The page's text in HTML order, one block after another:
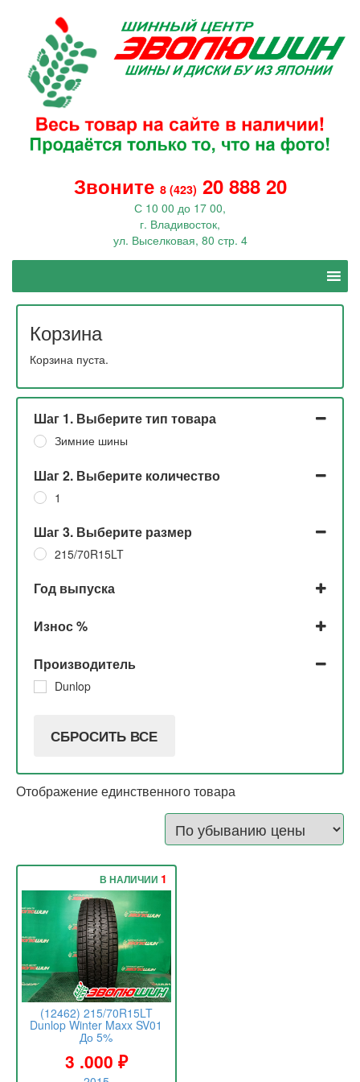
Звоните 8 (423) 20 888 20
С 10 00 до 17 00,
г. Владивосток,
ул. Выселковая, 80 стр. 4
Корзина
Корзина пуста.
Шаг 1. Выберите тип товара
Зимние шины
Шаг 2. Выберите количество
1
Шаг 3. Выберите размер
215/70R15LT
Год выпуска
Износ %
Производитель
Dunlop
СБРОСИТЬ ВСЕ
Отображение единственного товара
(12462) 215/70R15LT
Dunlop Winter Maxx SV01
До 5%
3 .000 ₽
В НАЛИЧИИ 1